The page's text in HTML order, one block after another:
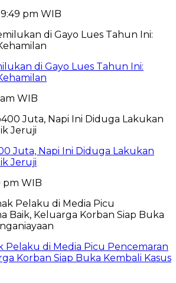
pm WIB
di Gayo Lues Tahun Ini:
WIB
Juta, Napi Ini Diduga Lakukan
Jeruji
pm WIB
Pelaku di Media Picu Pencemaran
Korban Siap Buka Kembali Kasus